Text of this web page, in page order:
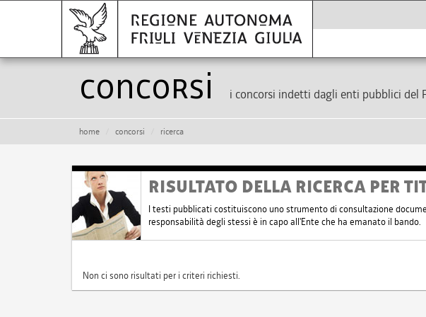
Concorsi i concorsi indetti dagli enti pubblici del
home concorsi ricerca
RISULTATO DELLA RICERCA PER
I testi pubblicati costituiscono uno strumento di consultazione
responsabilità degli stessi è in capo all'Ente che ha emanato il bando.
Non ci sono risultati per i criteri richiesti.